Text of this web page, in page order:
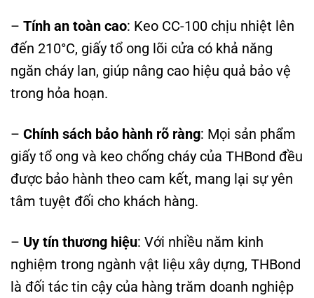
– Tính an toàn cao: Keo CC-100 chịu nhiệt lên
đến 210°C, giấy tổ ong lõi cửa có khả năng
ngăn cháy lan, giúp nâng cao hiệu quả bảo vệ
trong hỏa hoạn.
– Chính sách bảo hành rõ ràng: Mọi sản phẩm
giấy tổ ong và keo chống cháy của THBond đều
được bảo hành theo cam kết, mang lại sự yên
tâm tuyệt đối cho khách hàng.
– Uy tín thương hiệu: Với nhiều năm kinh
nghiệm trong ngành vật liệu xây dựng, THBond
là đối tác tin cậy của hàng trăm doanh nghiệp